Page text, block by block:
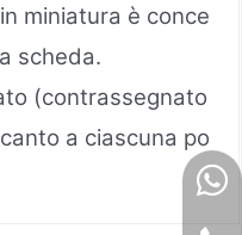
miniatura è conce
scheda.
(contrassegnato
a ciascuna po